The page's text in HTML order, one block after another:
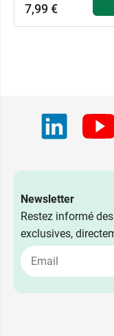
7,99 €
Newsletter
Restez informé
exclusives,